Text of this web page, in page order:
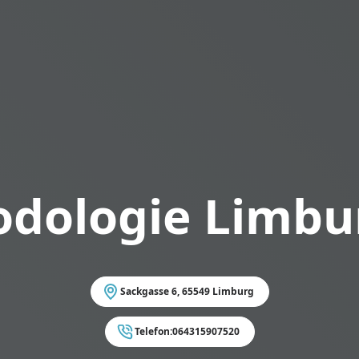
Sackgasse 6, 65549 Limburg
Telefon:064315907520